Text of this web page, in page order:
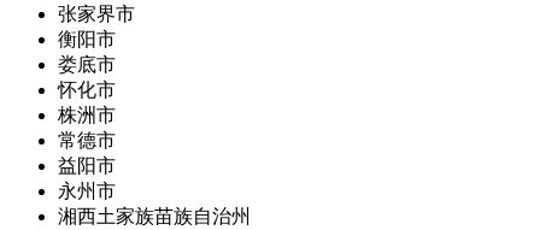
张家界市
衡阳市
娄底市
怀化市
株洲市
常德市
益阳市
永州市
湘西土家族苗族自治州